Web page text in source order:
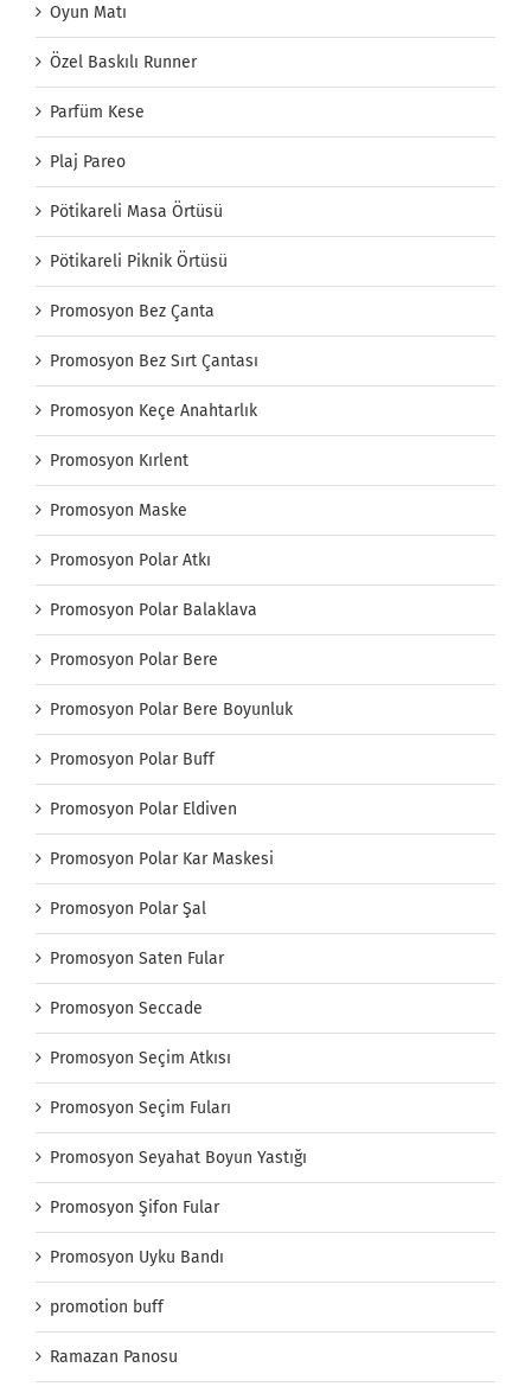
Oyun Matı
Özel Baskılı Runner
Parfüm Kese
Plaj Pareo
Pötikareli Masa Örtüsü
Pötikareli Piknik Örtüsü
Promosyon Bez Çanta
Promosyon Bez Sırt Çantası
Promosyon Keçe Anahtarlık
Promosyon Kırlent
Promosyon Maske
Promosyon Polar Atkı
Promosyon Polar Balaklava
Promosyon Polar Bere
Promosyon Polar Bere Boyunluk
Promosyon Polar Buff
Promosyon Polar Eldiven
Promosyon Polar Kar Maskesi
Promosyon Polar Şal
Promosyon Saten Fular
Promosyon Seccade
Promosyon Seçim Atkısı
Promosyon Seçim Fuları
Promosyon Seyahat Boyun Yastığı
Promosyon Şifon Fular
Promosyon Uyku Bandı
promotion buff
Ramazan Panosu